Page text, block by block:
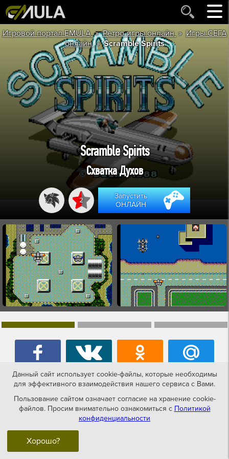
Игровой портал EMULA »Ретро-игры онлайн »Игры СЕГА
онлайн »Scramble Spirits
Scramble Spirits
Схватка Духов
2
Запустить
ОНЛАЙН
Консольные игры часто портировались с
аркадных автоматов, на которых получили успех
ранее.Scramble Spirits
Данный сайт использует cookie-файлы, которые необходимы
для эффективного взаимодействия нашего сервиса с Вами.
Пользование сайтом означает согласие на хранение cookie-
файлов. Просим внимательно ознакомиться с Политикой
конфиденциальности
Хорошо?